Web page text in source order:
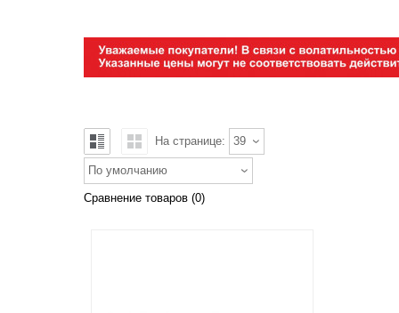
На странице: 39
По умолчанию
Сравнение товаров (0)